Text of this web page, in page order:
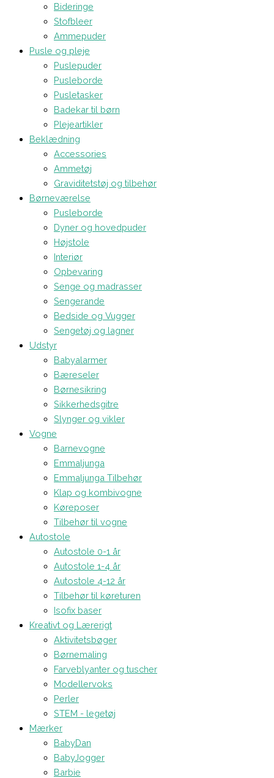
Bideringe
Stofbleer
Ammepuder
Pusle og pleje
Puslepuder
Pusleborde
Pusletasker
Badekar til børn
Plejeartikler
Beklædning
Accessories
Ammetøj
Graviditetstøj og tilbehør
Børneværelse
Pusleborde
Dyner og hovedpuder
Højstole
Interiør
Opbevaring
Senge og madrasser
Sengerande
Bedside og Vugger
Sengetøj og lagner
Udstyr
Babyalarmer
Bæreseler
Børnesikring
Sikkerhedsgitre
Slynger og vikler
Vogne
Barnevogne
Emmaljunga
Emmaljunga Tilbehør
Klap og kombivogne
Køreposer
Tilbehør til vogne
Autostole
Autostole 0-1 år
Autostole 1-4 år
Autostole 4-12 år
Tilbehør til køreturen
Isofix baser
Kreativt og Lærerigt
Aktivitetsbøger
Børnemaling
Farveblyanter og tuscher
Modellervoks
Perler
STEM - legetøj
Mærker
BabyDan
BabyJogger
Barbie